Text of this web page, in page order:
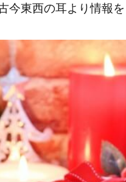
今東西の耳より情報